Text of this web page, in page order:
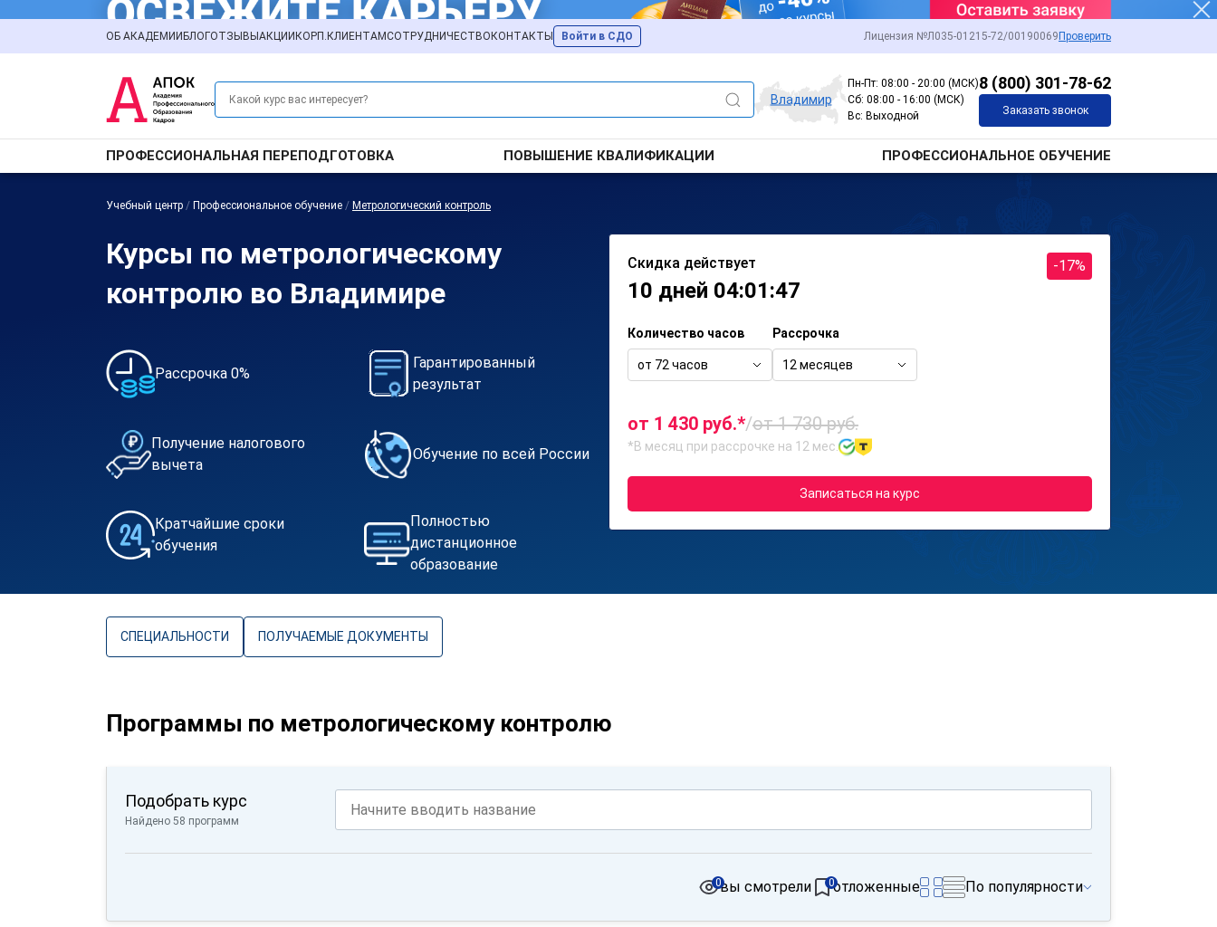
ОБ АКАДЕМИИ БЛОГОТЗЫВЫ АКЦИИ КОРП.КЛИЕНТАМСОТРУДНИЧЕСТВО КОНТАКТЫ Войти в СДО Лицензия №Л035-01215-72/00190069 Проверить
Владимир
Пн-Пт: 08:00 - 20:00 (МСК)
Сб: 08:00 - 16:00 (МСК)
Вс: Выходной
8 (800) 301-78-62
Заказать звонок
ПРОФЕССИОНАЛЬНАЯ ПЕРЕПОДГОТОВКА ПОВЫШЕНИЕ КВАЛИФИКАЦИИ ПРОФЕССИОНАЛЬНОЕ ОБУЧЕНИЕ
Учебный центр / Профессиональное обучение / Метрологический контроль
Курсы по метрологическому
контролю во Владимире
Рассрочка 0%
Гарантированный
результат
Получение налогового
вычета
Обучение по всей России
Кратчайшие сроки
обучения
Полностью
дистанционное
образование
Скидка действует
10 дней 04:01:47
-17%
Количество часов
от 72 часов
Рассрочка
12 месяцев
от 1 430 руб.*/от 1 730 руб.
*В месяц при рассрочке на 12 мес.
Записаться на курс
СПЕЦИАЛЬНОСТИ ПОЛУЧАЕМЫЕ ДОКУМЕНТЫ
Программы по метрологическому контролю
Подобрать курс
Найдено 58 программ
вы смотрели
0 отложенные
0 По популярности